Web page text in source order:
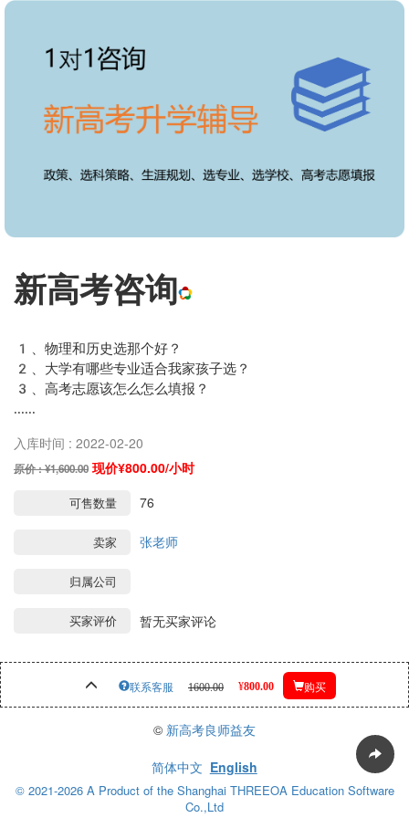
新高考咨询
1、物理和历史选那个好？
2、大学有哪些专业适合我家孩子选？
3、高考志愿该怎么怎么填报？
......
入库时间 : 2022-02-20
原价 : ¥1,600.00 现价¥800.00/小时
可售数量 76
卖家 张老师
归属公司
买家评价 暂无买家评论
联系客服 1600.00 ¥800.00 购买
© 新高考良师益友
简体中文 English
© 2021-2026 A Product of the Shanghai THREEOA Education Software
Co.,Ltd